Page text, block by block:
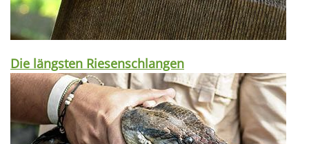
Die längsten Riesenschlangen